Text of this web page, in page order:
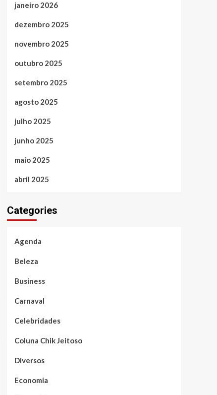
janeiro 2026
dezembro 2025
novembro 2025
outubro 2025
setembro 2025
agosto 2025
julho 2025
junho 2025
maio 2025
abril 2025
Categories
Agenda
Beleza
Business
Carnaval
Celebridades
Coluna Chik Jeitoso
Diversos
Economia